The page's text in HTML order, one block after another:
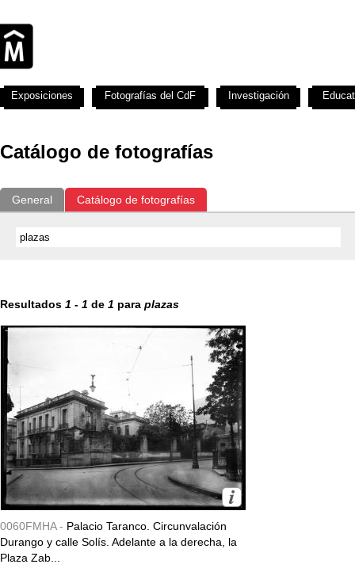
Catálogo de fotografías
General Catálogo de fotografías
Resultados 1 - 1 de 1 para plazas
0060FMHA - Palacio Taranco. Circunvalación
Durango y calle Solís. Adelante a la derecha, la
Plaza Zab...
Exposiciones Fotografías del CdF Investigación